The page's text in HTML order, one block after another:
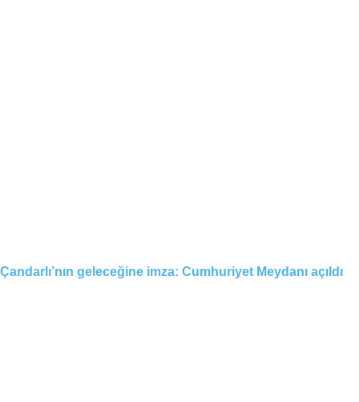
Çandarlı’nın geleceğine imza: Cumhuriyet Meydanı açıldı